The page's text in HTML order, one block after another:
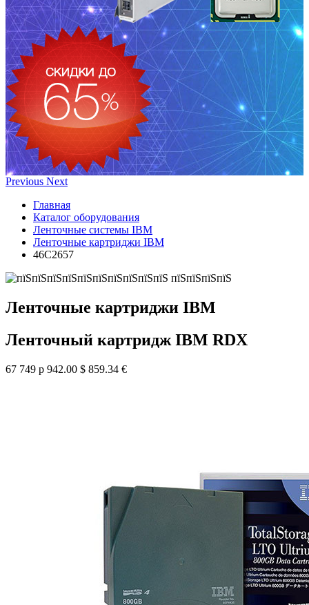
Previous Next
Главная
Каталог оборудования
Ленточные системы IBM
Ленточные картриджи IBM
46C2657
Ленточные картриджи IBM
Ленточный картридж IBM RDX
67 749 р 942.00 $ 859.34 €